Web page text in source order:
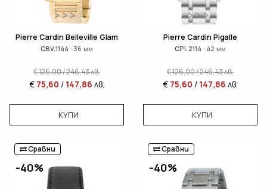
Pierre Cardin Belleville Glam
CBV.1144 · 36 мм
€126,00/246,43лв.
€ 75,60 / 147,86 лв.
КУПИ
Pierre Cardin Pigalle
CPI.2114 · 42 мм
€126,00/246,43лв.
€ 75,60 / 147,86 лв.
КУПИ
Сравни
-40%
Сравни
-40%